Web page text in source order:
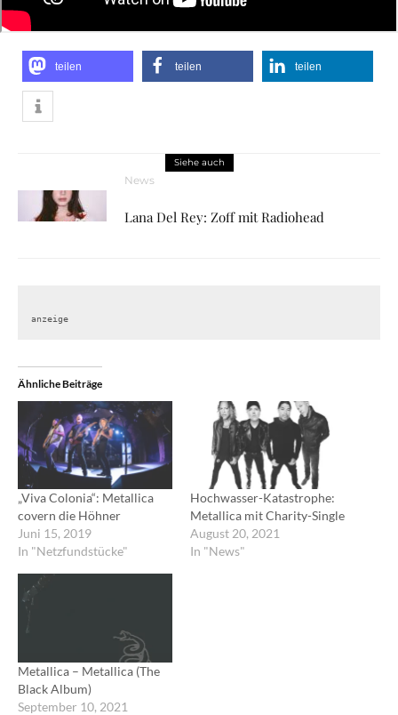
teilen teilen teilen
Siehe auch
News
Lana Del Rey: Zoff mit Radiohead
anzeige
Ähnliche Beiträge
„Viva Colonia“: Metallica
covern die Höhner
Juni 15, 2019
In "Netzfundstücke"
Hochwasser-Katastrophe:
Metallica mit Charity-Single
August 20, 2021
In "News"
Metallica – Metallica (The
Black Album)
September 10, 2021